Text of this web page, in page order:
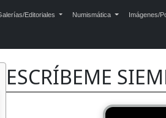
Editoriales Numismática Imágenes/
ESCRÍBEME